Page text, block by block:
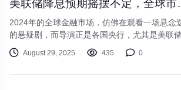
美联储降息
2024年的全球金融市场，仿佛在观看一场悬念
的悬疑剧，而导演正是各国央行，尤其是美联
初市场普遍期待的“降息狂欢”并未如期而至，取
之的是一场基于经济数据的、寸土必争的“拉锯
August 29, 2025 435 0